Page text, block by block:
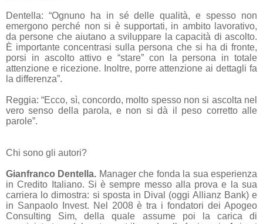
Dentella: “Ognuno ha in sé delle qualità, e spesso non
emergono perché non si è supportati, in ambito lavorativo,
da persone che aiutano a sviluppare la capacità di ascolto.
È importante concentrasi sulla persona che si ha di fronte,
porsi in ascolto attivo e “stare” con la persona in totale
attenzione e ricezione. Inoltre, porre attenzione ai dettagli fa
la differenza”.
Reggia: “Ecco, sì, concordo, molto spesso non si ascolta nel
vero senso della parola, e non si dà il peso corretto alle
parole”.
Chi sono gli autori?
Gianfranco Dentella. Manager che fonda la sua esperienza
in Credito Italiano. Si è sempre messo alla prova e la sua
carriera lo dimostra: si sposta in Dival (oggi Allianz Bank) e
in Sanpaolo Invest. Nel 2008 è tra i fondatori dei Apogeo
Consulting Sim, della quale assume poi la carica di